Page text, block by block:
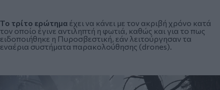
Το τρίτο ερώτημα έχει να κάνει με τον ακριβή χρόνο κατά
τον οποίο έγινε αντιληπτή η φωτιά, καθώς και για το πως
ειδοποιήθηκε η Πυροσβεστική, εάν λειτούργησαν τα
εναέρια συστήματα παρακολούθησης (drones).